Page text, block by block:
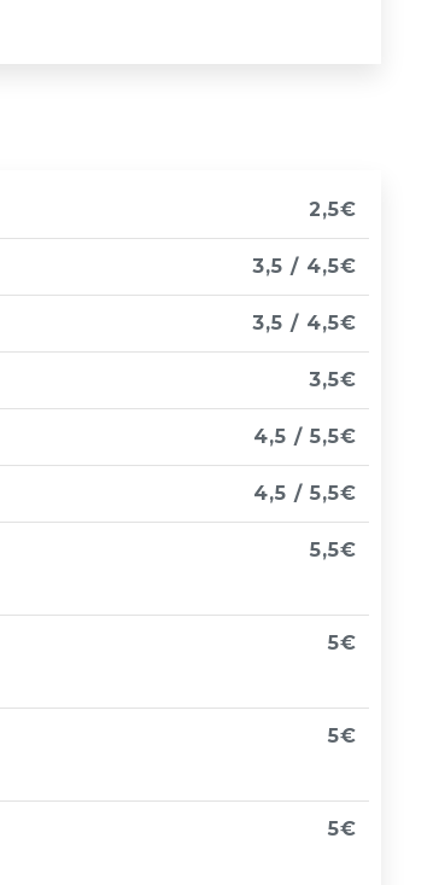
2,5€
3,5 / 4,5€
3,5 / 4,5€
3,5€
4,5 / 5,5€
4,5 / 5,5€
5,5€
5€
5€
5€